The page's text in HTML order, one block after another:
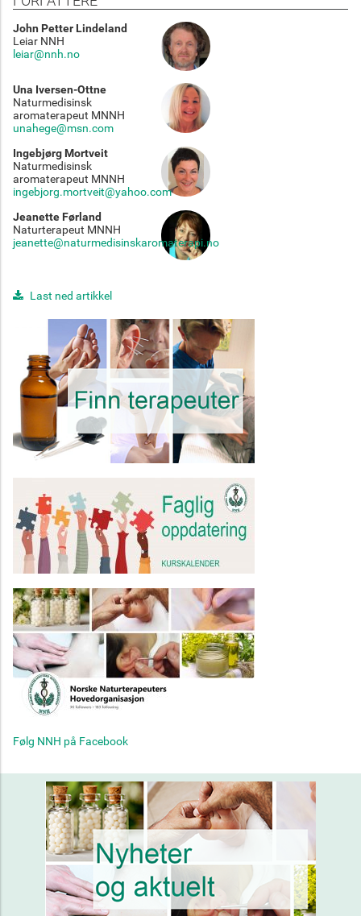
John Petter Lindeland
Leiar NNH
leiar@nnh.no
Una Iversen-Ottne
Naturmedisinsk
aromaterapeut MNNH
unahege@msn.com
Ingebjørg Mortveit
Naturmedisinsk
aromaterapeut MNNH
ingebjorg.mortveit@yahoo.com
Jeanette Førland
Naturterapeut MNNH
jeanette@naturmedisinskaromaterapi.no
Last ned artikkel
Følg NNH på Facebook